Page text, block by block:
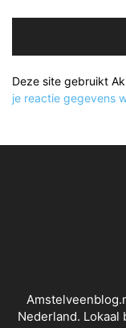
Deze site gebruikt
je reactie gegevens
Nederland.